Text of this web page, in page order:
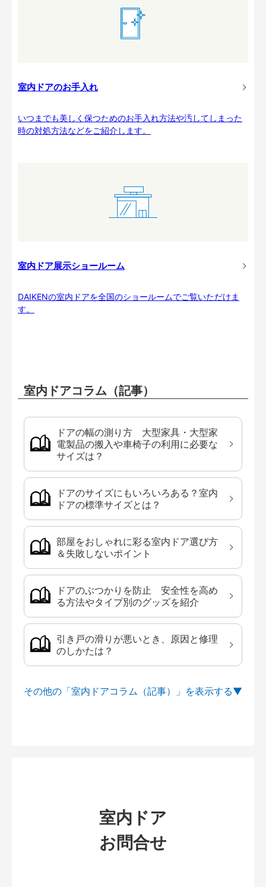
室内ドアのお手入れ
いつまでも美しく保つためのお手入れ方法や汚してしまった
時の対処方法などをご紹介します。
室内ドア展示ショールーム
DAIKENの室内ドアを全国のショールームでご覧いただけま
す。
室内ドアコラム（記事）
ドアの幅の測り方 大型家具・大型家
電製品の搬入や車椅子の利用に必要な
サイズは？
ドアのサイズにもいろいろある？室内
ドアの標準サイズとは？
部屋をおしゃれに彩る室内ドア選び方
＆失敗しないポイント
ドアのぶつかりを防止 安全性を高め
る方法やタイプ別のグッズを紹介
引き戸の滑りが悪いとき、原因と修理
のしかたは？
その他の「室内ドアコラム（記事）」を
室内ドア
お問合せ